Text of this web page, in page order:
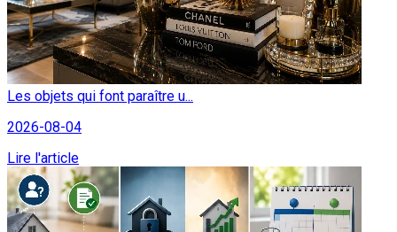
Les objets qui font paraître u...
2026-08-04
Lire l'article